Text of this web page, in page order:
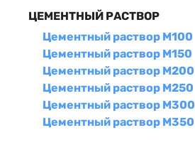
ЦЕМЕНТНЫЙ РАСТВОР
Цементный раствор М100
Цементный раствор М150
Цементный раствор М200
Цементный раствор М250
Цементный раствор М300
Цементный раствор М350